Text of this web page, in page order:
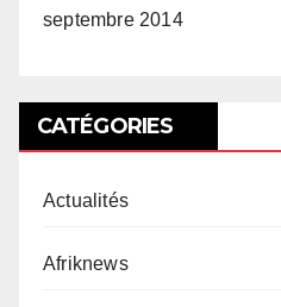
septembre 2014
CATÉGORIES
Actualités
Afriknews